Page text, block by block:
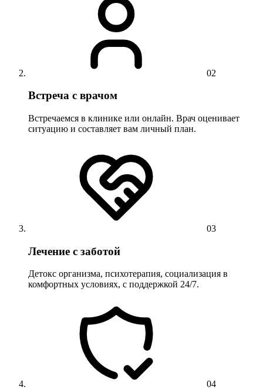
02
Встреча с врачом
Встречаемся в клинике или онлайн. Врач оценивает
ситуацию и составляет вам личный план.
03
Лечение с заботой
Детокс организма, психотерапия, социализация в
комфортных условиях, с поддержкой 24/7.
04